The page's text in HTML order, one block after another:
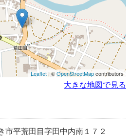
Leaflet | ©OpenStreetMapcontributors
大きな地図で見る
市平荒田目字田中内南１７２